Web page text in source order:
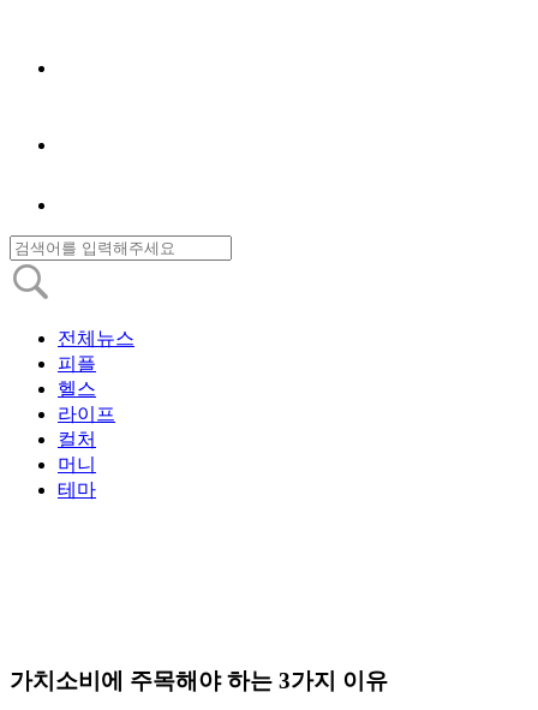
전체뉴스
피플
헬스
라이프
컬처
머니
테마
가치소비에 주목해야 하는 3가지 이유